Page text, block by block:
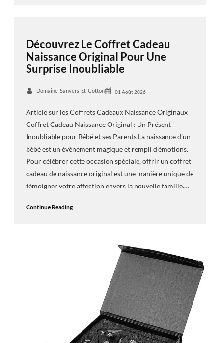
Découvrez Le Coffret Cadeau
Naissance Original Pour Une
Surprise Inoubliable
Domaine-Sanvers-Et-Cotton 01 Août 2026
Article sur les Coffrets Cadeaux Naissance Originaux
Coffret Cadeau Naissance Original : Un Présent
Inoubliable pour Bébé et ses Parents La naissance d’un
bébé est un événement magique et rempli d’émotions.
Pour célébrer cette occasion spéciale, offrir un coffret
cadeau de naissance original est une manière unique de
témoigner votre affection envers la nouvelle famille.…
Continue Reading